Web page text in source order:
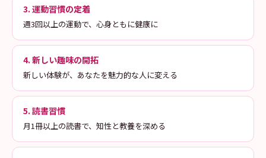
3. 運動習慣の定着
週3回以上の運動で、心身ともに健康に
4. 新しい趣味の開拓
新しい体験が、あなたを魅力的な人に変える
5. 読書習慣
月1冊以上の読書で、知性と教養を深める